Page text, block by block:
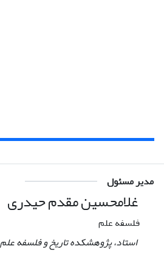
مدیر مسئول
غلامحسین مقدم حیدری
فلسفه علم
استاد، پژوهشکده تاریخ و فلسفه